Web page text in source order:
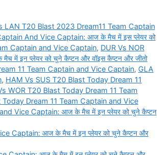
LAN T20 Blast 2023 Dream11 Team Captain
And Vice Captain: आज के मैच में इस प्लेयर को
Captain and Vice Captain, DUR Vs NOR
इन प्लेयर को चुने कैप्टन और वॉइस कैप्टन और जीतो
11 Team Captain and Vice Captain, GLA
, HAM Vs SUS T20 Blast Today Dream 11
WOR T20 Blast Today Dream 11 Team
Dream 11 Team Captain and Vice
Vice Captain: आज के मैच में इन प्लेयर को चुने कैप्टन
Captain: आज के मैच में इन प्लेयर को चुने कैप्टन और